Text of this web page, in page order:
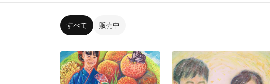
すべて 販売中